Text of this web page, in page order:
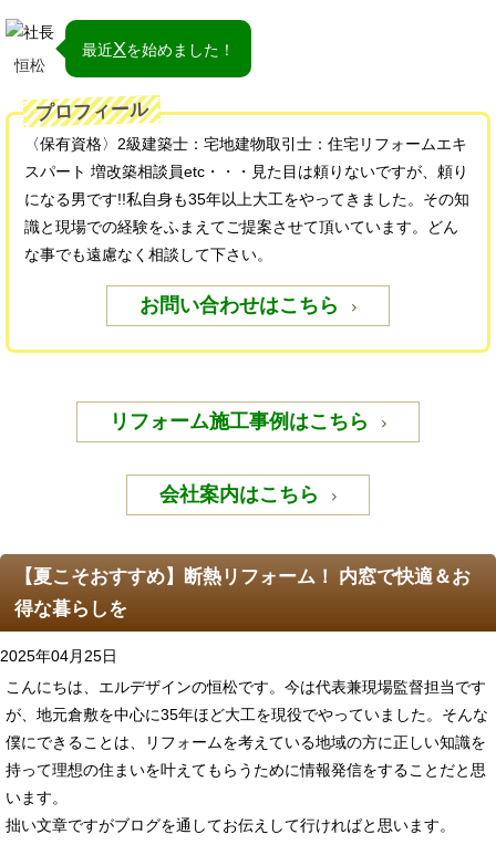
恒松
最近Xを始めました！
プロフィール
〈保有資格〉2級建築士：宅地建物取引士：住宅リフォームエキ
スパート 増改築相談員etc・・・見た目は頼りないですが、頼り
になる男です!!私自身も35年以上大工をやってきました。その知
識と現場での経験をふまえてご提案させて頂いています。どん
な事でも遠慮なく相談して下さい。
お問い合わせはこちら
リフォーム施工事例はこちら
会社案内はこちら
【夏こそおすすめ】断熱リフォーム！ 内窓で快適＆お
得な暮らしを
2025年04月25日
こんにちは、エルデザインの恒松です。今は代表兼現場監督担当です
が、地元倉敷を中心に35年ほど大工を現役でやっていました。そんな
僕にできることは、リフォームを考えている地域の方に正しい知識を
持って理想の住まいを叶えてもらうために情報発信をすることだと思
います。
拙い文章ですがブログを通してお伝えして行ければと思います。